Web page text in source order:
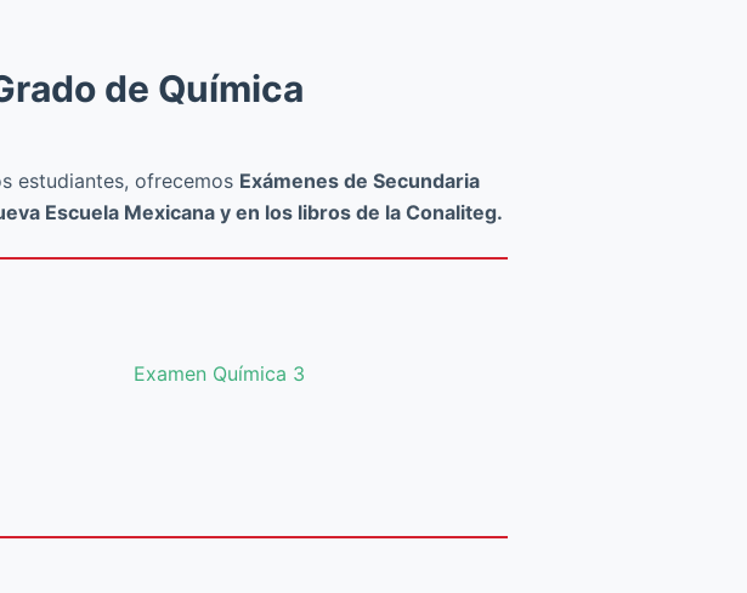
de Química
estudiantes, ofrecemos Exámenes de Secundaria
Escuela Mexicana y en los libros de la Conaliteg.
Examen Química 3